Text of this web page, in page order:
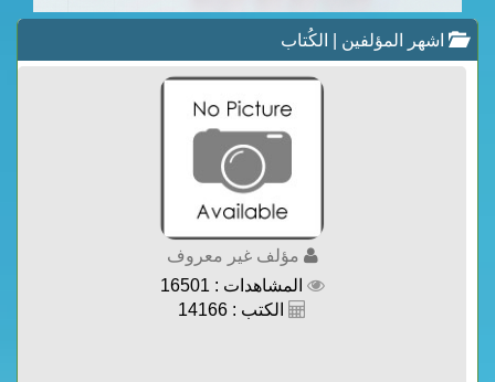
اشهر المؤلفين | الكُتاب
مؤلف غير معروف
المشاهدات : 16501
الكتب : 14166